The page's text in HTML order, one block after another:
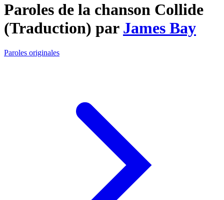
Paroles de la chanson Collide
(Traduction) par James Bay
Paroles originales